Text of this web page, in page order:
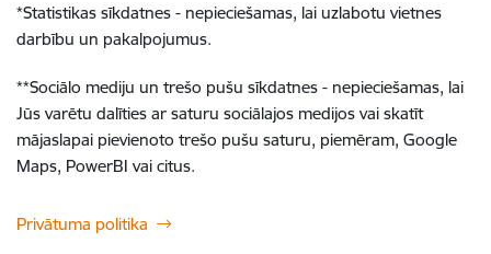
*Statistikas sīkdatnes - nepieciešamas, lai uzlabotu vietnes
darbību un pakalpojumus.
**Sociālo mediju un trešo pušu sīkdatnes - nepieciešamas, lai
Jūs varētu dalīties ar saturu sociālajos medijos vai skatīt
mājaslapai pievienoto trešo pušu saturu, piemēram, Google
Maps, PowerBI vai citus.
Privātuma politika